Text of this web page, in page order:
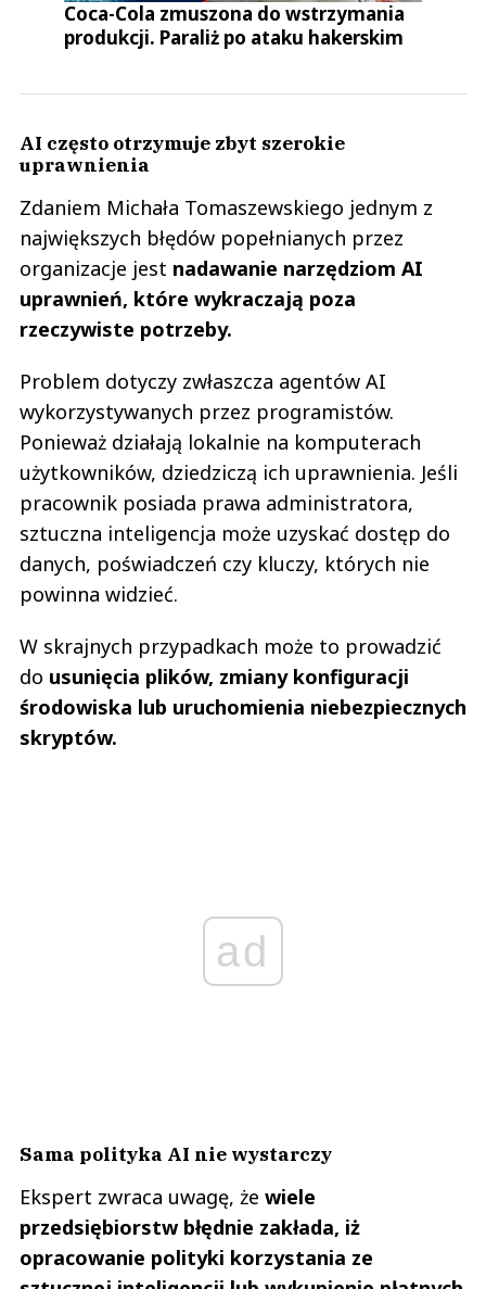
Coca-Cola zmuszona do wstrzymania
produkcji. Paraliż po ataku hakerskim
AI często otrzymuje zbyt szerokie
uprawnienia
Zdaniem Michała Tomaszewskiego jednym z
największych błędów popełnianych przez
organizacje jest nadawanie narzędziom AI
uprawnień, które wykraczają poza
rzeczywiste potrzeby.
Problem dotyczy zwłaszcza agentów AI
wykorzystywanych przez programistów.
Ponieważ działają lokalnie na komputerach
użytkowników, dziedziczą ich uprawnienia. Jeśli
pracownik posiada prawa administratora,
sztuczna inteligencja może uzyskać dostęp do
danych, poświadczeń czy kluczy, których nie
powinna widzieć.
W skrajnych przypadkach może to prowadzić
do usunięcia plików, zmiany konfiguracji
środowiska lub uruchomienia niebezpiecznych
skryptów.
ad
Sama polityka AI nie wystarczy
Ekspert zwraca uwagę, że wiele
przedsiębiorstw błędnie zakłada, iż
opracowanie polityki korzystania ze